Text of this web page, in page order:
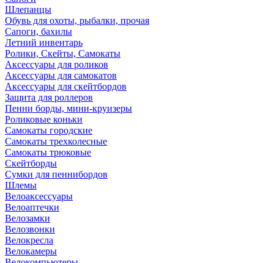
Шлепанцы
Обувь для охоты, рыбалки, прочая
Сапоги, бахилы
Летний инвентарь
Ролики, Скейты, Самокаты
Аксессуары для роликов
Аксессуары для самокатов
Аксессуары для скейтбордов
Защита для роллеров
Пенни борды, мини-круизеры
Роликовые коньки
Самокаты городские
Самокаты трехколесные
Самокаты трюковые
Скейтборды
Сумки для пеннибордов
Шлемы
Велоаксессуары
Велоаптечки
Велозамки
Велозвонки
Велокресла
Велокамеры